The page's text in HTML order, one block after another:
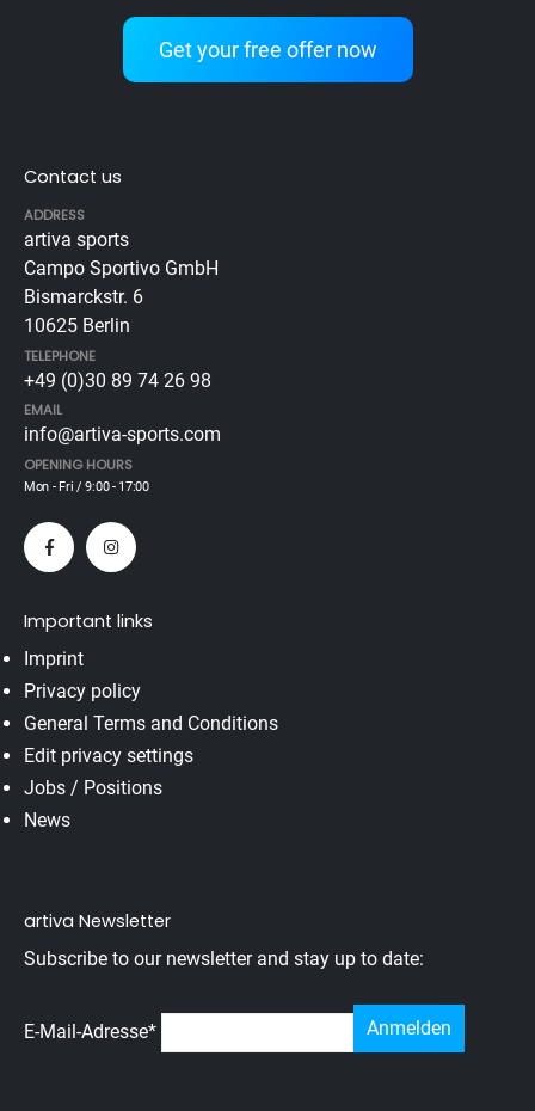
Get your free offer now
Contact us
ADDRESS
artiva sports
Campo Sportivo GmbH
Bismarckstr. 6
10625 Berlin
TELEPHONE
+49 (0)30 89 74 26 98
EMAIL
info@artiva-sports.com
OPENING HOURS
Mon - Fri / 9:00 - 17:00
Important links
Imprint
Privacy policy
General Terms and Conditions
Edit privacy settings
Jobs / Positions
News
artiva Newsletter
Subscribe to our newsletter and stay up to date:
E-Mail-Adresse*